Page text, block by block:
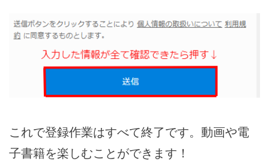
これで登録作業はすべて終了です。動画や電
子書籍を楽しむことができます！